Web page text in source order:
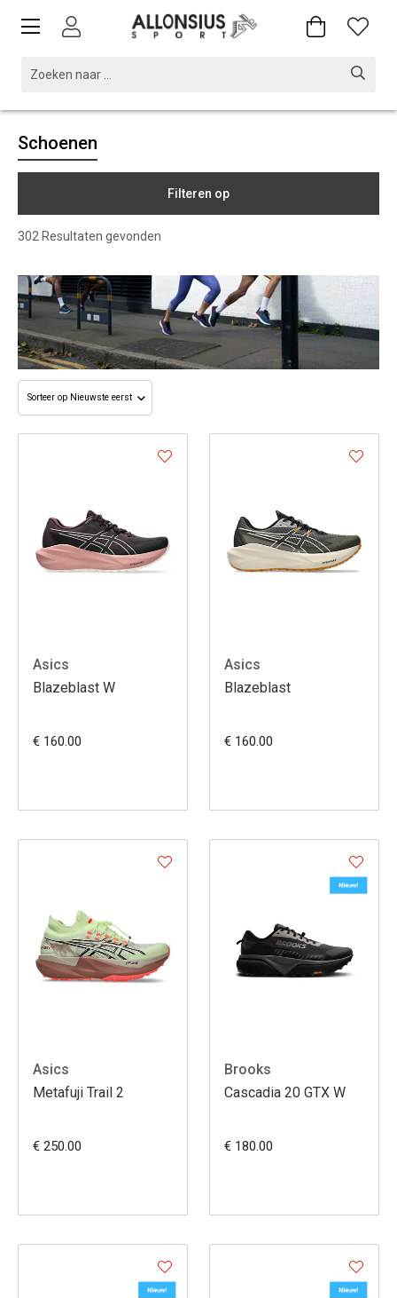
Schoenen
Filteren op
302 Resultaten gevonden
Asics
Blazeblast W
€ 160.00
Asics
Blazeblast
€ 160.00
Asics
Metafuji Trail 2
€ 250.00
Brooks
Cascadia 20 GTX W
€ 180.00